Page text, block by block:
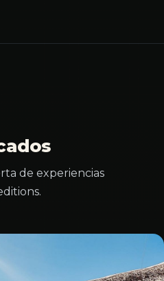
de experiencias